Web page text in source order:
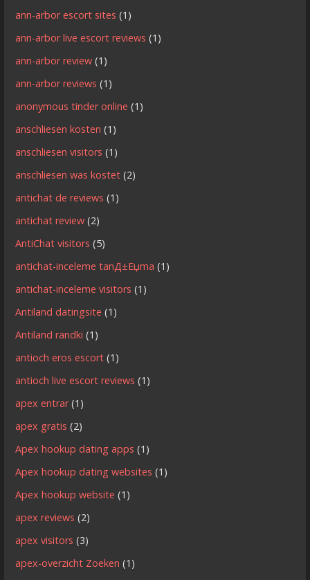
ann-arbor escort sites (1)
ann-arbor live escort reviews (1)
ann-arbor review (1)
ann-arbor reviews (1)
anonymous tinder online (1)
anschliesen kosten (1)
anschliesen visitors (1)
anschliesen was kostet (2)
antichat de reviews (1)
antichat review (2)
AntiChat visitors (5)
antichat-inceleme tanД±Еџma (1)
antichat-inceleme visitors (1)
Antiland datingsite (1)
Antiland randki (1)
antioch eros escort (1)
antioch live escort reviews (1)
apex entrar(1)
apex gratis (2)
Apex hookup dating apps (1)
Apex hookup dating websites (1)
Apex hookup website (1)
apex reviews (2)
apex visitors (3)
apex-overzicht Zoeken (1)